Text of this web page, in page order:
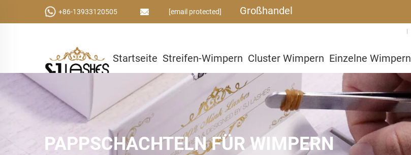
+86-13933120505 [email protected] Großhandel
Startseite Streifen-Wimpern Cluster Wimpern Einzelne Wimpern
Kleber & Werkzeuge
Benutzerdefiniert
PAPPSCHACHTELN FÜR WIMPERN